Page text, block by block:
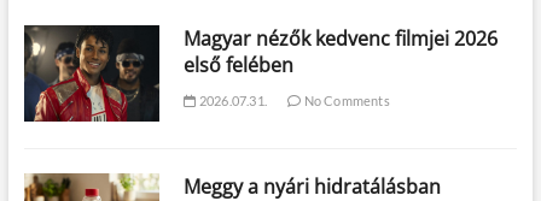
Magyar nézők kedvenc filmjei 2026
első felében
2026.07.31. No Comments
Meggy a nyári hidratálásban